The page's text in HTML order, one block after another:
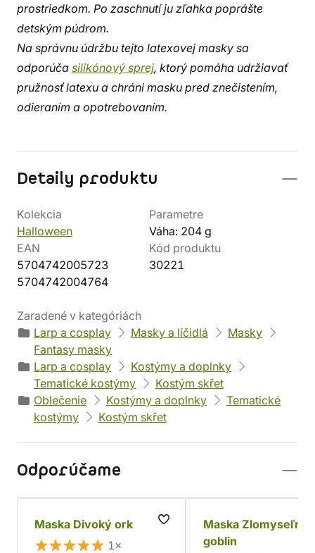
prostriedkom. Po zaschnutí ju zľahka poprášte
detským púdrom.
Na správnu údržbu tejto latexovej masky sa
odporúča silikónový sprej, ktorý pomáha udržiavať
pružnosť latexu a chráni masku pred znečistením,
odieraním a opotrebovaním.
Detaily produktu
Kolekcia
Halloween
Parametre
Váha: 204 g
EAN
5704742005723
5704742004764
Kód produktu
30221
Zaradené v kategóriách
Larp a cosplay
Masky a líčidlá
Masky
Fantasy masky
Larp a cosplay
Kostýmy a doplnky
Tematické kostýmy
Kostým skřet
Oblečenie
Kostýmy a doplnky
Tematické
kostýmy
Kostým skřet
Odporúčame
Maska Divoký ork
1×
Maska Zlomyseľný
goblin